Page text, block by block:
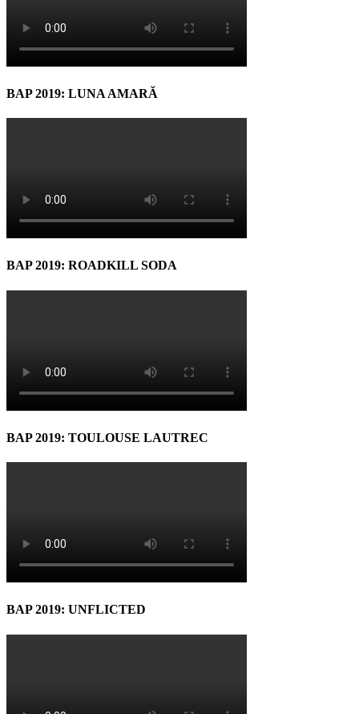
BAP 2019: LUNA AMARĂ
BAP 2019: ROADKILL SODA
BAP 2019: TOULOUSE LAUTREC
BAP 2019: UNFLICTED